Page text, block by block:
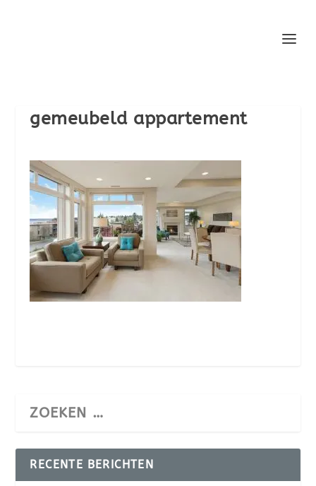
gemeubeld appartement
RECENTE BERICHTEN